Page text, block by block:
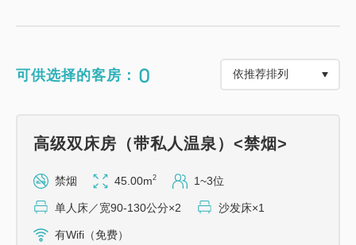
绿带运动由首位获得诺贝尔环境和平奖的肯尼亚女性旺
加里·马塔伊于 1977 年创立，最初是一个非政府组织
从最初的 7 棵树开始，这项运动已在包括肯尼亚在内
共有 10 万人参与了植树活动，其中大部分是贫困妇
女。
可供选择的客房： 0
高级双床房（带私人温泉）<禁烟>
禁烟 45.00m2 1~3位
单人床／宽90-130公分×2 沙发床×1
有Wifi（免费）